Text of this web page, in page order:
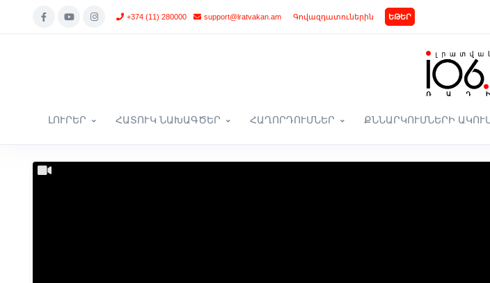
+374 (11) 280000 support@lratvakan.am Գովազդատուներին ԵԹԵՐ
ԼՈՒՐԵՐ ՀԱՏՈՒԿ ՆԱԽԱԳԾԵՐ ՀԱՂՈՐԴՈՒՄՆԵՐ ՔՆՆԱՐԿՈՒՄՆԵՐԻ